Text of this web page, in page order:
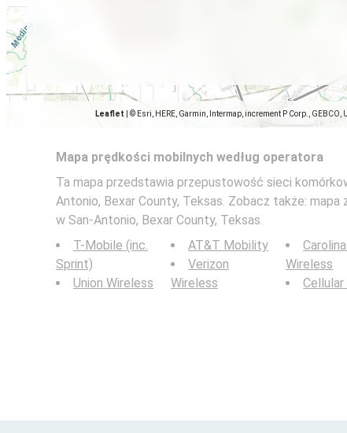
Leaflet © Esri, HERE, Garmin, Intermap, increment P Corp., GEBCO,
Mapa prędkości mobilnych według operatora
Ta mapa przedstawia przepustowość sieci
Antonio, Bexar County, Teksas. Zobacz także:
w San-Antonio, Bexar County, Teksas.
T-Mobile (inc.
Sprint)
Union Wireless
AT&T Mobility
Verizon
Wireless
Wireless
Cellular